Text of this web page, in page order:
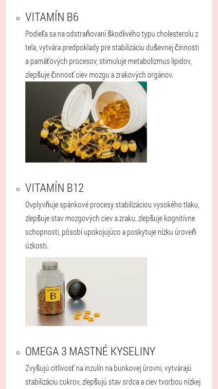
VITAMÍN B6
Podieľa sa na odstraňovaní škodlivého typu cholesterolu z
tela, vytvára predpoklady pre stabilizáciu duševnej činnosti
a pamäťových procesov, stimuluje metabolizmus lipidov,
zlepšuje činnosť ciev mozgu a zrakových orgánov.
VITAMÍN B12
Ovplyvňuje spánkové procesy stabilizáciou vysokého tlaku,
zlepšuje stav mozgových ciev a zraku, zlepšuje kognitívne
schopnosti, pôsobí upokojujúco a poskytuje nízku úroveň
úzkosti.
OMEGA 3 MASTNÉ KYSELINY
Zvyšujú citlivosť na inzulín na bunkovej úrovni, vytvárajú
stabilizáciu cukrov, zlepšujú stav srdca a ciev tvorbou nízkej